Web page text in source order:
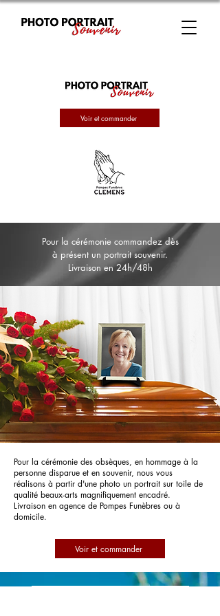
Voir et commander
Pour la cérémonie commandez dès
à présent un portrait souvenir.
Livraison en 24h/48h
Pour la cérémonie des obsèques, en hommage à la
personne disparue et en souvenir, nous vous
réalisons à partir d'une photo un portrait sur toile de
qualité beaux-arts magnifiquement encadré.
Livraison en agence de Pompes Funèbres ou à
domicile.
Voir et commander